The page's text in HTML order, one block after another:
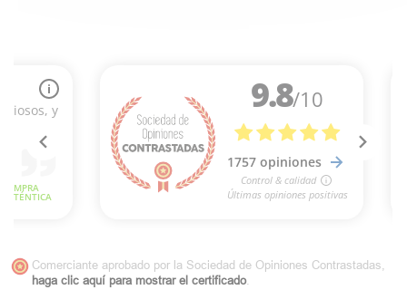
Comerciante aprobado por la Sociedad de Opiniones Contrastadas,
haga clic aquí para mostrar el certificado.